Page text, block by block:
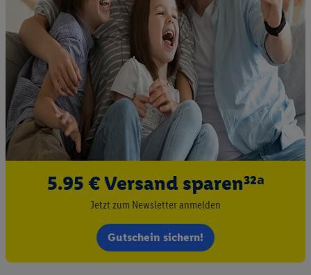
5.95 € Versand sparen³²ᵃ
Jetzt zum Newsletter anmelden
Gutschein sichern!